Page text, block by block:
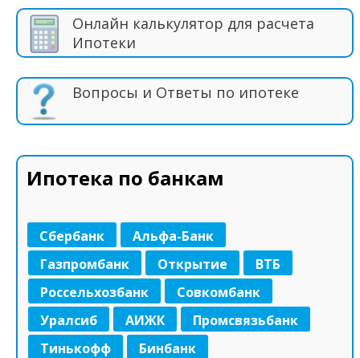
Онлайн калькулятор для расчета
Ипотеки
Вопросы и Ответы по ипотеке
Ипотека по банкам
Сбербанк
Альфа-Банк
Газпромбанк
Открытие
ВТБ
Россельхозбанк
Совкомбанк
Уралсиб
АИЖК
Промсвязьбанк
Тинькофф
Бинбанк